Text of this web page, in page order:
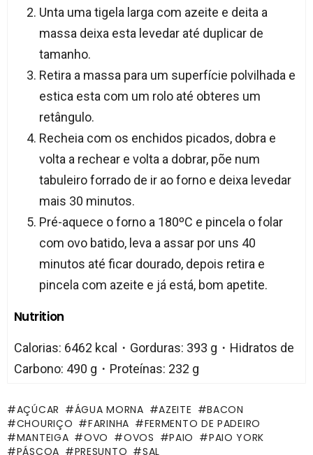
Unta uma tigela larga com azeite e deita a
massa deixa esta levedar até duplicar de
tamanho.
Retira a massa para um superfície polvilhada e
estica esta com um rolo até obteres um
retângulo.
Recheia com os enchidos picados, dobra e
volta a rechear e volta a dobrar, põe num
tabuleiro forrado de ir ao forno e deixa levedar
mais 30 minutos.
Pré-aquece o forno a 180ºC e pincela o folar
com ovo batido, leva a assar por uns 40
minutos até ficar dourado, depois retira e
pincela com azeite e já está, bom apetite.
Nutrition
Calorias: 6462 kcal・Gorduras: 393 g・Hidratos de
Carbono: 490 g・Proteínas: 232 g
AÇÚCAR ÁGUA MORNA AZEITE
BACON
CHOURIÇO
FARINHA
FERMENTO DE PADEIRO
MANTEIGA
OVO OVOS PAIO
PAIO YORK
PÁSCOA
PRESUNTO SAL